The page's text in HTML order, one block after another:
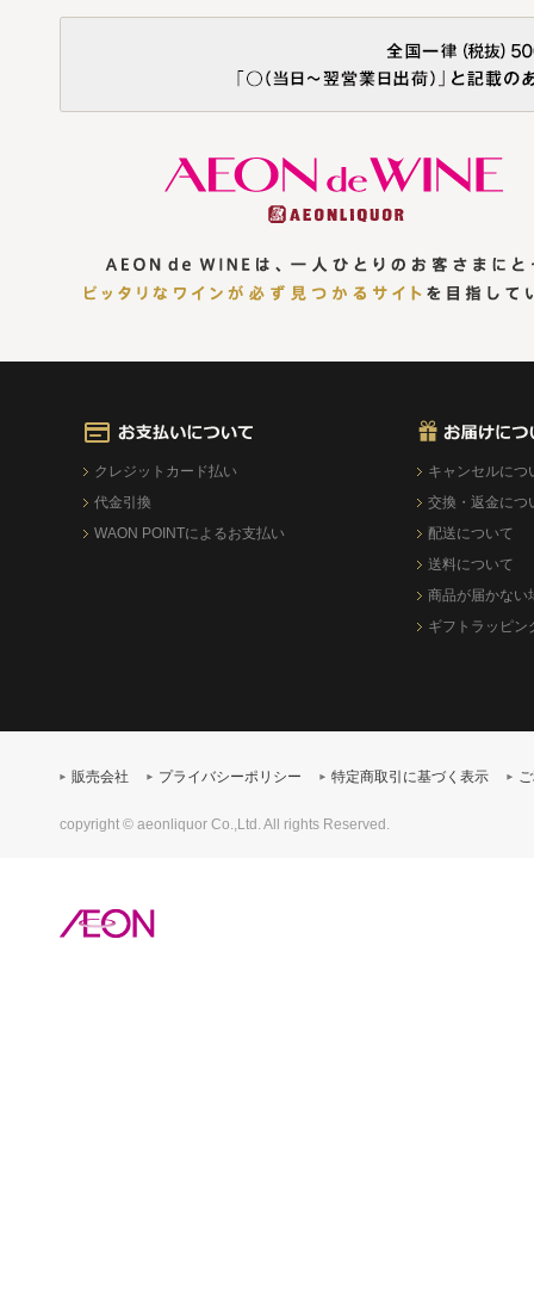
クレジットカード払い
代金引換
WAON POINTによるお支払い
キャンセルにつ
交換・返金につ
配送について
送料について
商品が届かない
ギフトラッピン
販売会社 プライバシーポリシー 特定商取引に基づく表示
copyright © aeonliquor Co.,Ltd. All rights Reserved.